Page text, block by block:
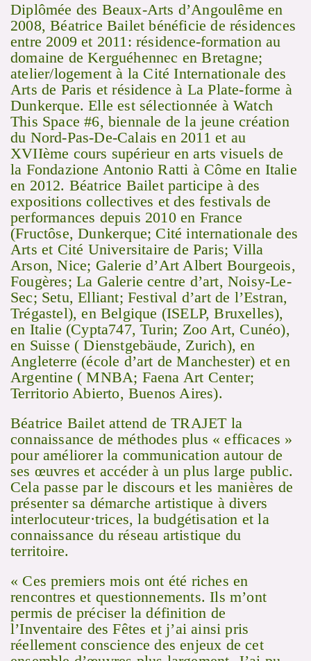
Diplômée des Beaux-Arts d’Angoulême en
2008, Béatrice Bailet bénéficie de résidences
entre 2009 et 2011: résidence-formation au
domaine de Kerguéhennec en Bretagne;
atelier/logement à la Cité Internationale des
Arts de Paris et résidence à La Plate-forme à
Dunkerque. Elle est sélectionnée à Watch
This Space #6, biennale de la jeune création
du Nord-Pas-De-Calais en 2011 et au
XVIIème cours supérieur en arts visuels de
la Fondazione Antonio Ratti à Côme en Italie
en 2012. Béatrice Bailet participe à des
expositions collectives et des festivals de
performances depuis 2010 en France
(Fructôse, Dunkerque; Cité internationale des
Arts et Cité Universitaire de Paris; Villa
Arson, Nice; Galerie d’Art Albert Bourgeois,
Fougères; La Galerie centre d’art, Noisy-Le-
Sec; Setu, Elliant; Festival d’art de l’Estran,
Trégastel), en Belgique (ISELP, Bruxelles),
en Italie (Cypta747, Turin; Zoo Art, Cunéo),
en Suisse ( Dienstgebäude, Zurich), en
Angleterre (école d’art de Manchester) et en
Argentine ( MNBA; Faena Art Center;
Territorio Abierto, Buenos Aires).
Béatrice Bailet attend de TRAJET la
connaissance de méthodes plus « efficaces »
pour améliorer la communication autour de
ses œuvres et accéder à un plus large public.
Cela passe par le discours et les manières de
présenter sa démarche artistique à divers
interlocuteur·trices, la budgétisation et la
connaissance du réseau artistique du
territoire.
« Ces premiers mois ont été riches en
rencontres et questionnements. Ils m’ont
permis de préciser la définition de
l’Inventaire des Fêtes et j’ai ainsi pris
réellement conscience des enjeux de cet